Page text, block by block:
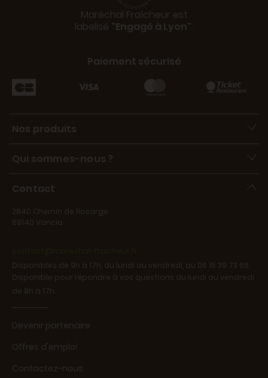
Maréchal Fraîcheur est
labelisé "Engagé à Lyon".
Paiement sécurisé
Nos produits
Qui sommes-nous ?
Contact
2840 Chemin de Rosarge
69140 Vancia
Disponibles de 9h à 17h, du lundi au vendredi, au 06 15 39 73 66.
Disponible pour répondre à vos questions du lundi au vendredi
de 9h à 17h.
Devenir partenaire
Offres d'emploi
Contactez-nous